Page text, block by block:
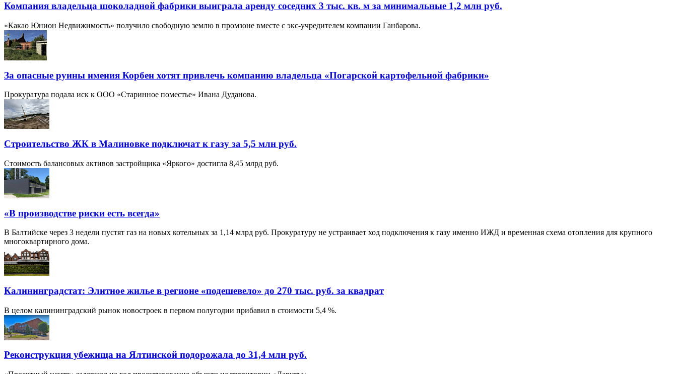
Компания владельца шоколадной фабрики выиграла аренду соседних 3 тыс. кв. м за минимальные 1,2 млн руб.
«Какао Юнион Недвижимость» получило свободную землю в промзоне вместе с экс-учредителем компании Ганбарова.
За опасные руины имения Корбен хотят привлечь компанию владельца «Погарской картофельной фабрики»
Прокуратура подала иск к ООО «Старинное поместье» Ивана Дуданова.
Строительство ЖК в Малиновке подключат к газу за 5,5 млн руб.
Стоимость балансовых активов застройщика «Яркого» достигла 8,45 млрд руб.
«В производстве риски есть всегда»
В Балтийске через 3 недели пустят газ на новых котельных за 1,14 млрд руб. Прокуратуру не устраивает ход подключения к газу именно ИЖД и временная схема отопления для крупного
многоквартирного дома.
Калининградстат: Элитное жилье в регионе «подешевело» до 270 тыс. руб. за квадрат
В целом калининградский рынок новостроек в первом полугодии прибавил в стоимости 5,4 %.
Реконструкция убежища на Ялтинской подорожала до 31,4 млн руб.